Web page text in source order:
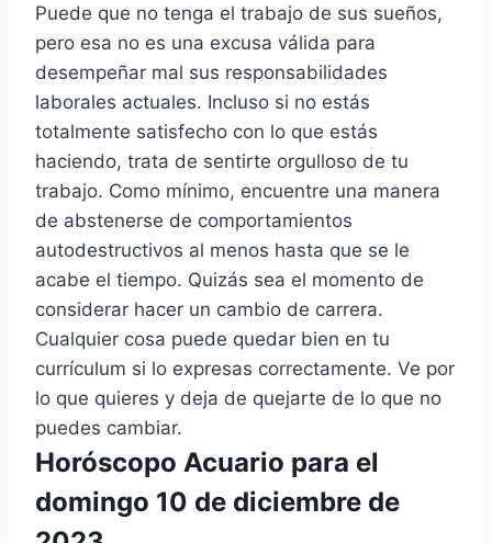
Puede que no tenga el trabajo de sus sueños,
pero esa no es una excusa válida para
desempeñar mal sus responsabilidades
laborales actuales. Incluso si no estás
totalmente satisfecho con lo que estás
haciendo, trata de sentirte orgulloso de tu
trabajo. Como mínimo, encuentre una manera
de abstenerse de comportamientos
autodestructivos al menos hasta que se le
acabe el tiempo. Quizás sea el momento de
considerar hacer un cambio de carrera.
Cualquier cosa puede quedar bien en tu
currículum si lo expresas correctamente. Ve por
lo que quieres y deja de quejarte de lo que no
puedes cambiar.
Horóscopo Acuario para el
domingo 10 de diciembre de